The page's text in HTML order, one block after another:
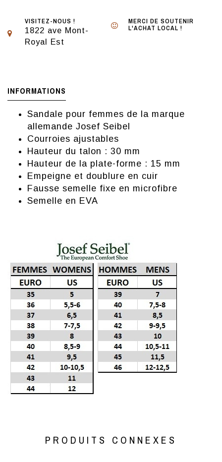
VISITEZ-NOUS !
1822 ave Mont-
Royal Est
MERCI DE SOUTENIR
L'ACHAT LOCAL !
INFORMATIONS
Sandale pour femmes de la marque
allemande Josef Seibel
Courroies ajustables
Hauteur du talon : 30 mm
Hauteur de la plate-forme : 15 mm
Empeigne et doublure en cuir
Fausse semelle fixe en microfibre
Semelle en EVA
PRODUITS CONNEXES